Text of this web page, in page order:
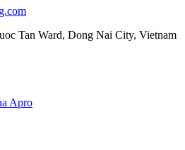
Tan Ward, Dong Nai City, Vietnam
Apro